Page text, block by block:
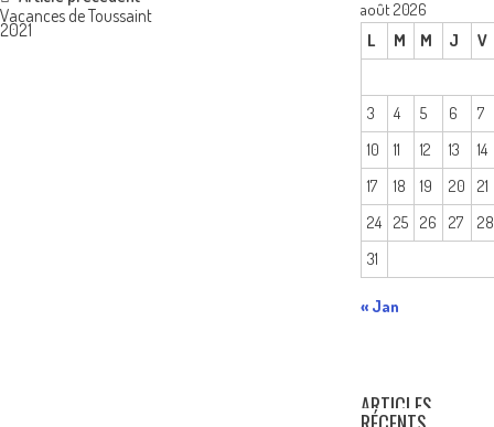
navigation
Vacances de Toussaint
2021
août 2026
L
M M J V
3 4 5 6
7
10
11 12 13
14
17
18 19 20
21
24 25 26 27
28
31
« Jan
ARTICLES